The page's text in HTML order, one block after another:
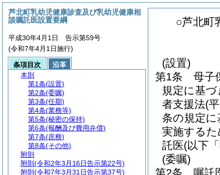
○芦北町
(設置)
第1条
母子
規定に基
者支援法(
条の規定
実施するた
託医(以下
(委嘱)
芦北町乳幼児健康診査及び乳幼児健康相
談嘱託医設置要綱
平成30年4月1日 告示第59号
(令和7年4月1日施行)
条項目次
沿革
本則
第1条(設置)
第2条(委嘱)
第3条(任期)
第4条(業務等)
第5条(秘密の保持)
第6条(報酬及び費用弁償)
第7条(庶務)
第8条(その他)
附則
附則 (令和2年3月16日告示第22号)
附則 (令和7年3月31日告示第37号)